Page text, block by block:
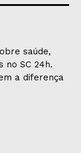
saúde,
no SC 24h.
a diferença